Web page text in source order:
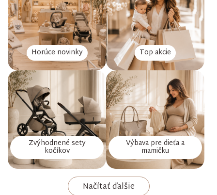
Horúce novinky Top akcie
Zvýhodnené sety
kočíkov
Výbava pre dieťa a
mamičku
Načítať ďalšie